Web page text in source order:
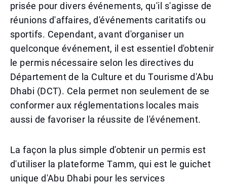
prisée pour divers événements, qu'il s'agisse de
réunions d'affaires, d'événements caritatifs ou
sportifs. Cependant, avant d'organiser un
quelconque événement, il est essentiel d'obtenir
le permis nécessaire selon les directives du
Département de la Culture et du Tourisme d'Abu
Dhabi (DCT). Cela permet non seulement de se
conformer aux réglementations locales mais
aussi de favoriser la réussite de l'événement.
La façon la plus simple d'obtenir un permis est
d'utiliser la plateforme Tamm, qui est le guichet
unique d'Abu Dhabi pour les services